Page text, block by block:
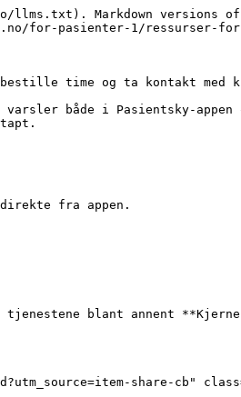
Markdown versions of
for-pasienter-1/ressurser-
time og ta kontakt med
både i Pasientsky-appen
fra appen.
blant annent
share-cb"